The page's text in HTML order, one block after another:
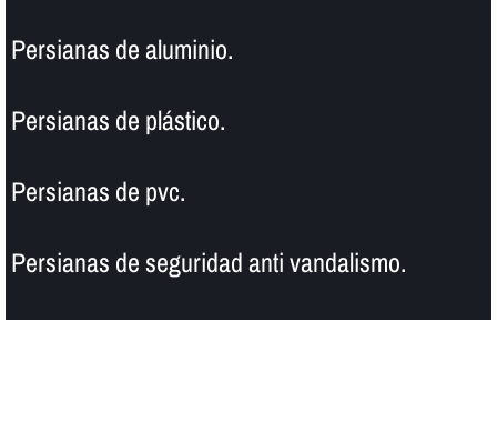
Persianas de aluminio.
Persianas de plástico.
Persianas de pvc.
Persianas de seguridad anti vandalismo.